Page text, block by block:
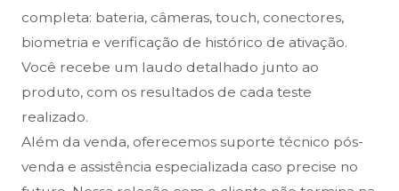
completa: bateria, câmeras, touch, conectores,
biometria e verificação de histórico de ativação.
Você recebe um laudo detalhado junto ao
produto, com os resultados de cada teste
realizado.
Além da venda, oferecemos suporte técnico pós-
venda e assistência especializada caso precise no